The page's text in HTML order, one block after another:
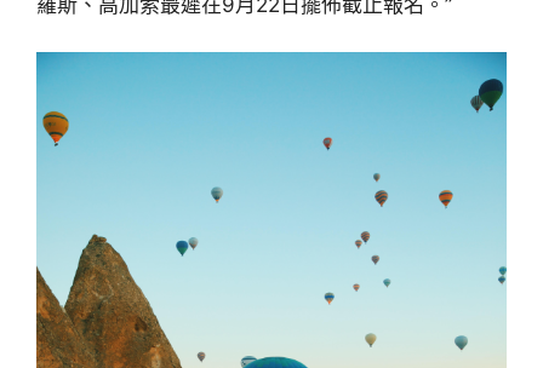
羅斯、高加索最遲在9月22日擺佈截止報名。”